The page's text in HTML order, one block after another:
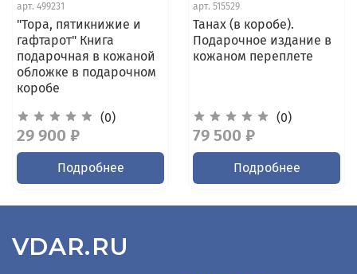
арт. 499231
"Тора, пятикнижие и
гафтарот" Книга
подарочная в кожаной
обложке в подарочном
коробе
(0)
29 900 ₽
Подробнее
арт. 515529
Танах (в коробе).
Подарочное издание в
кожаном переплете
(0)
79 500 ₽
Подробнее
VDAR.RU